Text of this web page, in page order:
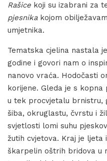
Rašice koji su izabrani za
pjesnikakojom
umjetnika.
Tematska cjelina nastala
godine i govori nam o
nanovo vraća. Hodočasti
korijene. Gleda je s
u tek procvjetalu brnistru,
šiba, okruglastu, čvrstu i
svjetlosti lomi suhu
žutih cvjetova. Kraj je ljeta
škarpelin oštrih bridova u